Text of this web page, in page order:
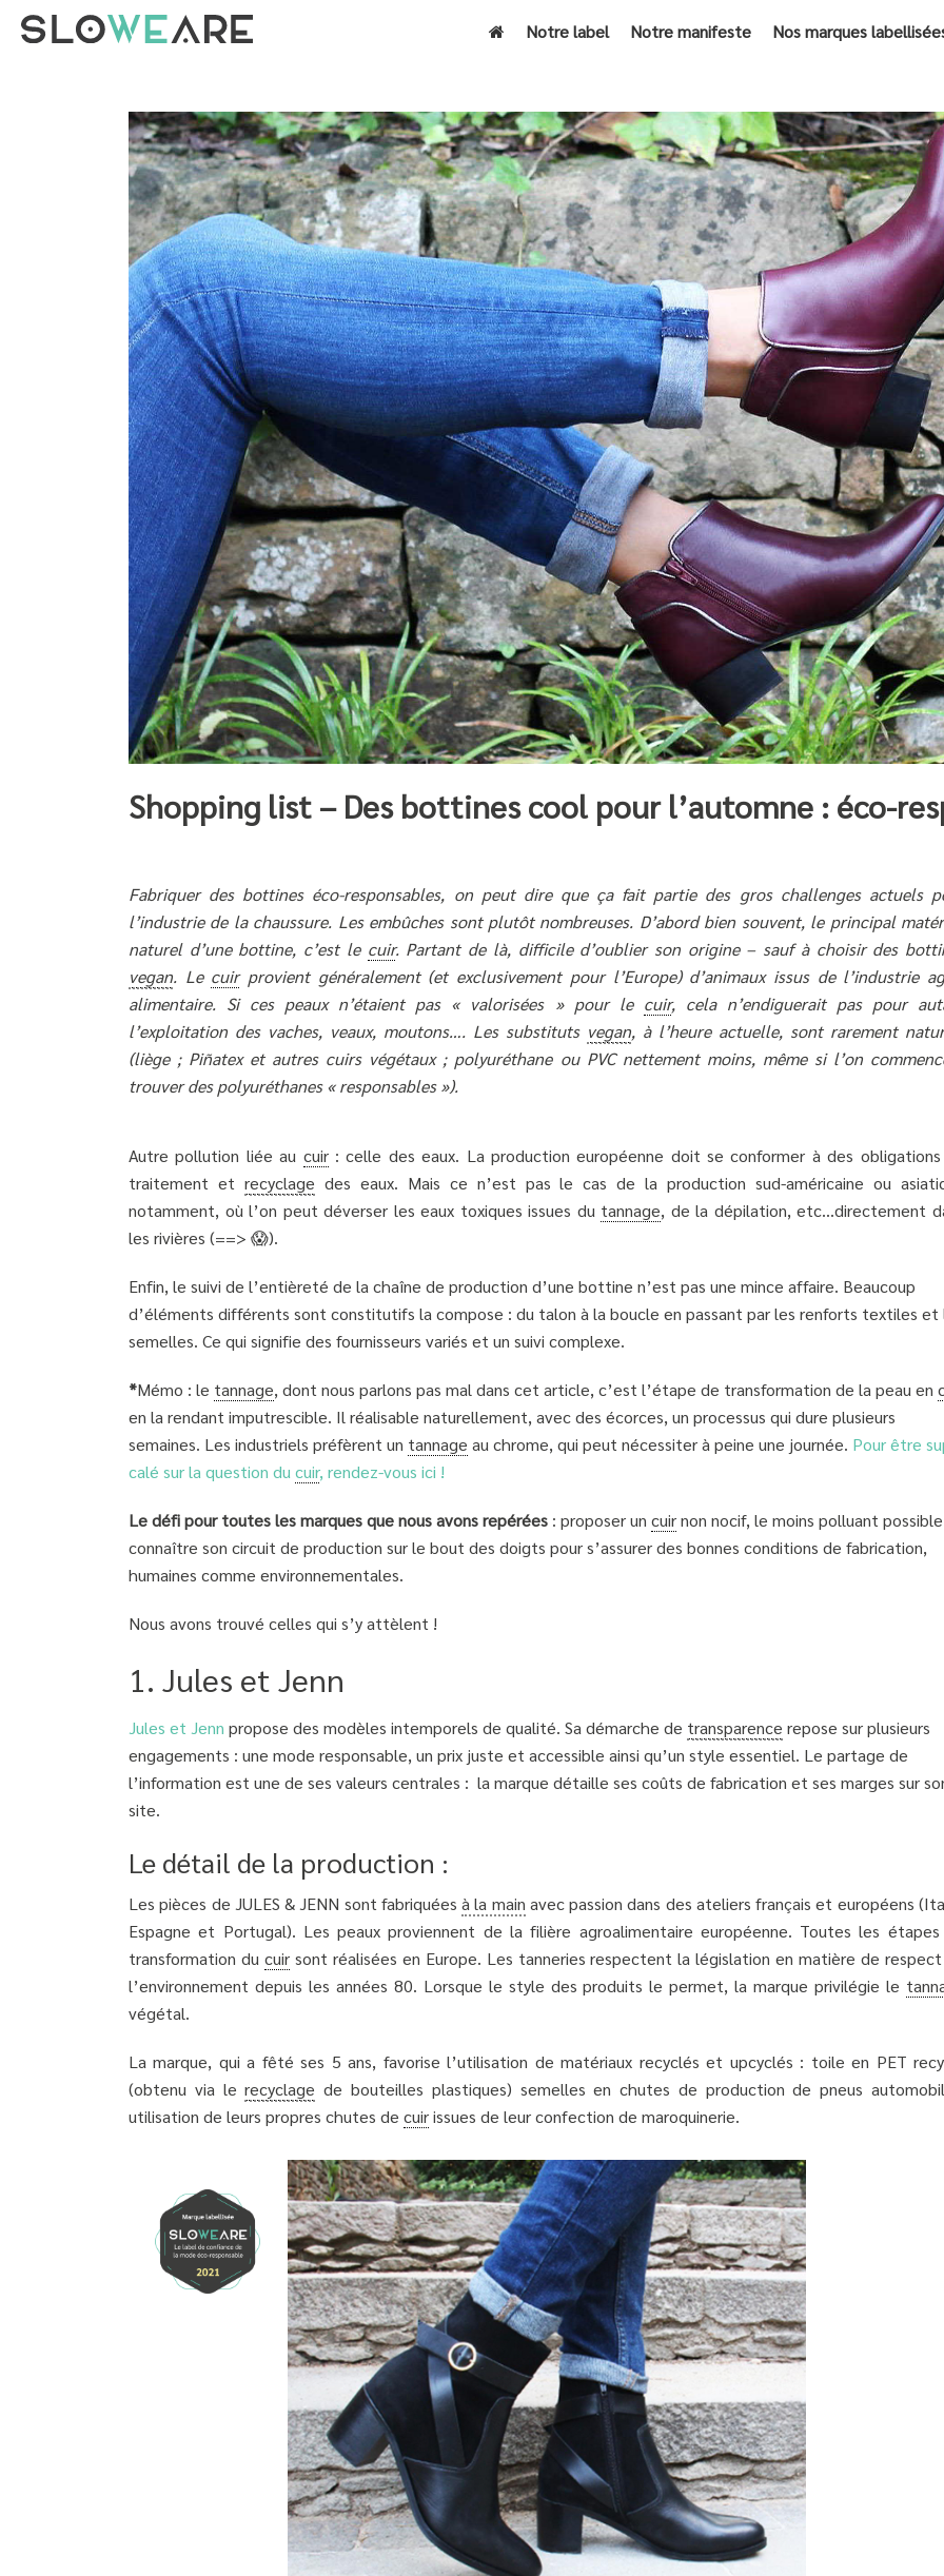
Notre label Notre manifeste Nos marques
Shopping list – Des bottines cool pour l’automne : éco-
Fabriquer des bottines éco-responsables, on peut dire que ça fait partie des gros challenges actuels
l’industrie de la chaussure. Les embûches sont plutôt nombreuses. D’abord bien souvent, le principal
naturel d’une bottine, c’est le cuir. Partant de là, difficile d’oublier son origine – sauf à choisir des
vegan. Le cuirprovient généralement (et exclusivement pour l’Europe) d’animaux issus de l’industrie
alimentaire. Si ces peaux n’étaient pas « valorisées » pour le cuir, cela n’endiguerait pas pour
l’exploitation des vaches, veaux, moutons…. Les substituts vegan, à l’heure actuelle, sont rarement
(liège ; Piñatex et autres cuirs végétaux ; polyuréthane ou PVC nettement moins, même si l’on
trouver des polyuréthanes « responsables »).
Autre pollution liée au cuir: celle des eaux. La production européenne doit se conformer à des
traitement et recyclage des eaux. Mais ce n’est pas le cas de la production sud-américaine ou
notamment, où l’on peut déverser les eaux toxiques issues du tannage, de la dépilation, etc…directement
les rivières (==> 😱).
Enfin, le suivi de l’entièreté de la chaîne de production d’une bottine n’est pas une mince affaire. Beaucoup
d’éléments différents sont constitutifs la compose : du talon à la boucle en passant par les renforts textiles et
semelles. Ce qui signifie des fournisseurs variés et un suivi complexe.
*Mémo : le tannage, dont nous parlons pas mal dans cet article, c’est l’étape de transformation de la peau en
en la rendant imputrescible. Il réalisable naturellement, avec des écorces, un processus qui dure plusieurs
semaines. Les industriels préfèrent un tannage au chrome, qui peut nécessiter à peine une journée. Pour être
calé sur la question du cuir, rendez-vous ici !
Le défi pour toutes les marques que nous avons repérées : proposer un cuirnon nocif, le moins polluant
connaître son circuit de production sur le bout des doigts pour s’assurer des bonnes conditions de fabrication,
humaines comme environnementales.
Nous avons trouvé celles qui s’y attèlent !
1. Jules et Jenn
Jules et Jenn propose des modèles intemporels de qualité. Sa démarche de transparence repose sur plusieurs
engagements : une mode responsable, un prix juste et accessible ainsi qu’un style essentiel. Le partage de
l’information est une de ses valeurs centrales : la marque détaille ses coûts de fabrication et ses marges sur
site.
Le détail de la production :
Les pièces de JULES & JENN sont fabriquéesà la main avec passion dans des ateliers français et européens
Espagne et Portugal). Les peaux proviennent de la filière agroalimentaire européenne. Toutes les
transformation du cuirsont réalisées en Europe. Les tanneries respectent la législation en matière de
l’environnement depuis les années 80. Lorsque le style des produits le permet, la marque privilégie le
végétal.
La marque, qui a fêté ses 5 ans, favorise l’utilisation de matériaux recyclés et upcyclés : toile en PET
(obtenu via lerecyclage de bouteilles plastiques) semelles en chutes de production de pneus
utilisation de leurs propres chutes de cuirissues de leur confection de maroquinerie.